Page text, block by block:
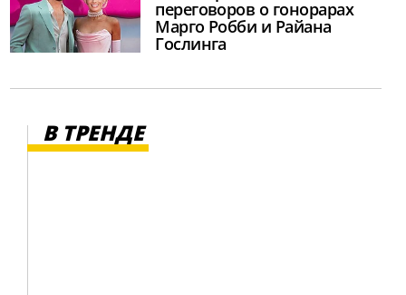
переговоров о гонорарах
Марго Робби и Райана
Гослинга
В ТРЕНДЕ